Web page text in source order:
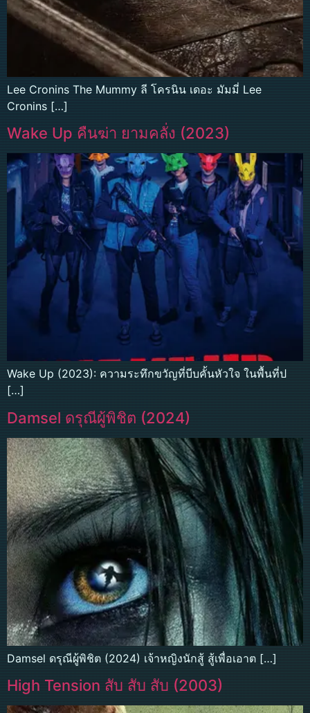
Lee Cronins The Mummy ลี โครนิน เดอะ มัมมี่ Lee
Cronins […]
Wake Up คืนฆ่า ยามคลั่ง (2023)
Wake Up (2023): ความระทึกขวัญที่บีบคั้นหัวใจ ในพื้นที่ป
[…]
Damsel ดรุณีผู้พิชิต (2024)
Damsel ดรุณีผู้พิชิต (2024) เจ้าหญิงนักสู้ สู้เพื่อเอาต […]
High Tension สับ สับ สับ (2003)